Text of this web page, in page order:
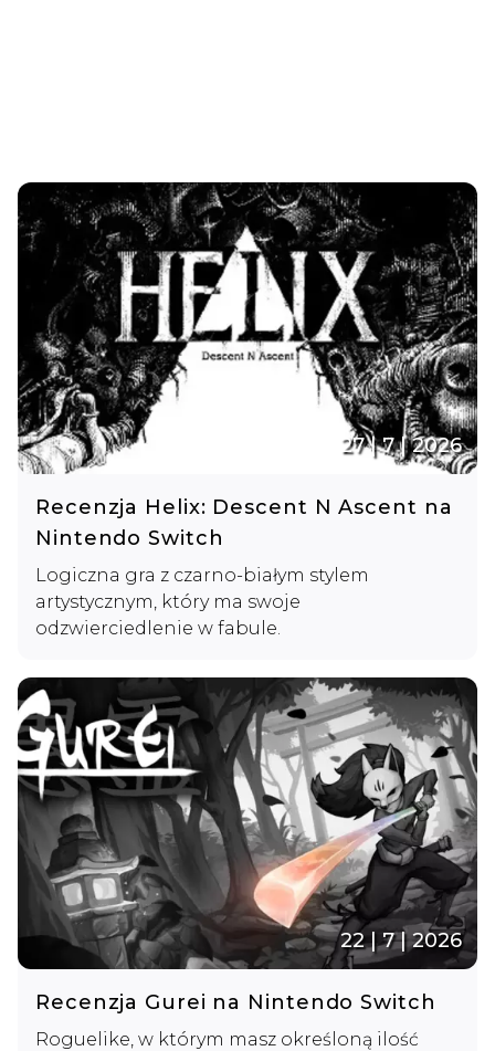
27 | 7 | 2026
Recenzja Helix: Descent N Ascent na
Nintendo Switch
Logiczna gra z czarno-białym stylem
artystycznym, który ma swoje
odzwierciedlenie w fabule.
22 | 7 | 2026
Recenzja Gurei na Nintendo Switch
Roguelike, w którym masz określoną ilość